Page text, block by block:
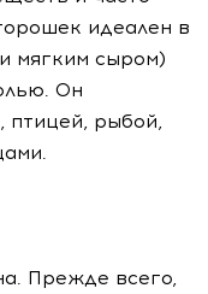
идеален в
мягким сыром)
Он
птицей, рыбой,
Прежде всего,